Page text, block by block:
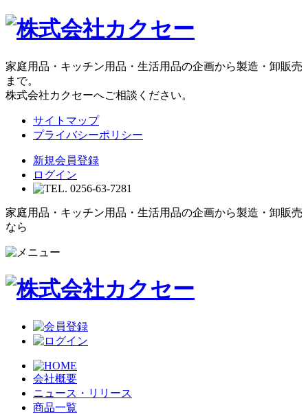
家庭用品・キッチン用品・生活用品の企画から製造・卸販売
まで。
株式会社カクセーへご相談ください。
サイトマップ
プライバシーポリシー
新規会員登録
ログイン
家庭用品・キッチン用品・生活用品の企画から製造・卸販売
なら
会社概要
ニュース・リリース
商品一覧